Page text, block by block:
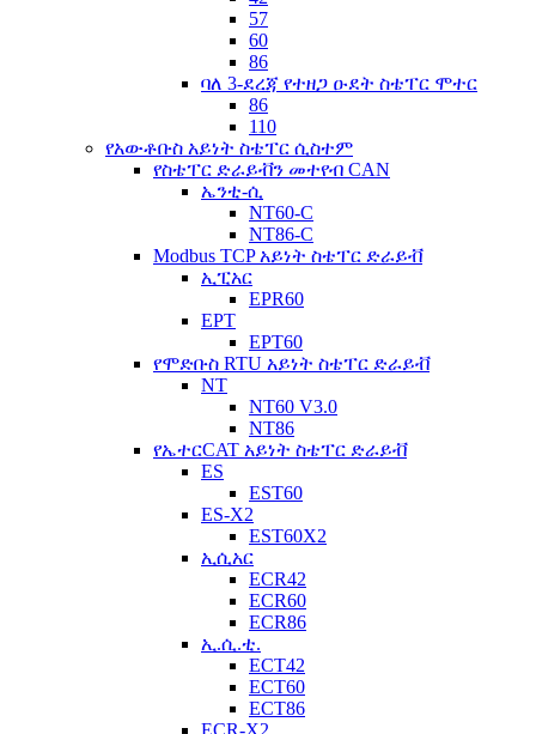
57
60
86
ባለ 3-ደረጃ የተዘጋ ዑደት ስቴፐር ሞተር
86
110
የአውቶቡስ አይነት ስቴፐር ሲስተም
የስቴፐር ድራይቭን መተየብ CAN
ኤንቲ-ሲ
NT60-C
NT86-C
Modbus TCP አይነት ስቴፐር ድራይቭ
ኢፒአር
EPR60
EPT
EPT60
የሞድቡስ RTU አይነት ስቴፐር ድራይቭ
NT
NT60 V3.0
NT86
የኤተርCAT አይነት ስቴፐር ድራይቭ
ES
EST60
ES-X2
EST60X2
ኢሲአር
ECR42
ECR60
ECR86
ኢ.ሲ.ቲ.
ECT42
ECT60
ECT86
ECR-X2